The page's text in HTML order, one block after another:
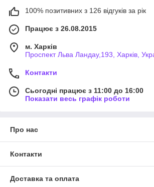
100% позитивних з 126 відгуків за рік
Працює з 26.08.2015
м. Харків
Проспект Льва Ландау,193, Харків,
Контакти
Сьогодні працює з 11:00 до 16:00
Показати весь графік роботи
Про нас
Контакти
Доставка та оплата